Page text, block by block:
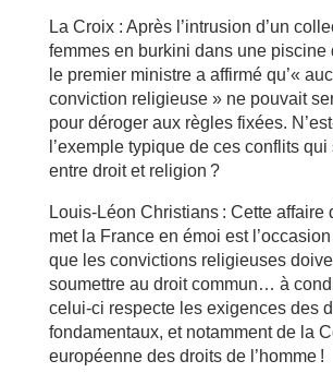
La Croix : Après l’intrusion d’un
femmes en burkini dans une piscine
le premier ministre a affirmé qu’«
conviction religieuse » ne pouvait
pour déroger aux règles fixées.
l’exemple typique de ces conflits
entre droit et religion ?
Louis-Léon Christians : Cette affaire
met la France en émoi est
que les convictions religieuses
soumettre au droit commun… à
celui-ci respecte les exigences des
fondamentaux, et notamment de la
européenne des droits de l’homme !